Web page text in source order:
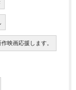
映画応援します。